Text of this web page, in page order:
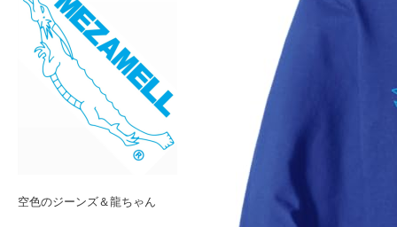
空色のジーンズ＆龍ちゃん